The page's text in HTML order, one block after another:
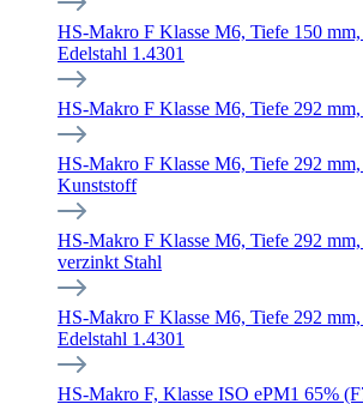
HS-Makro F Klasse M6, Tiefe 150
Edelstahl 1.4301
HS-Makro F Klasse M6, Tiefe 292
HS-Makro F Klasse M6, Tiefe 292
Kunststoff
HS-Makro F Klasse M6, Tiefe 292
verzinkt Stahl
HS-Makro F Klasse M6, Tiefe 292
Edelstahl 1.4301
HS-Makro F, Klasse ISO ePM1 65%